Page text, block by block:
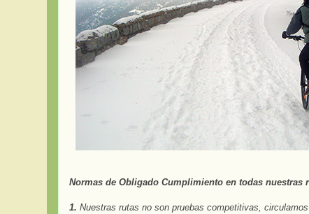
Normas de Obligado Cumplimiento en todas nuestras
1. Nuestras rutas no son pruebas competitivas,